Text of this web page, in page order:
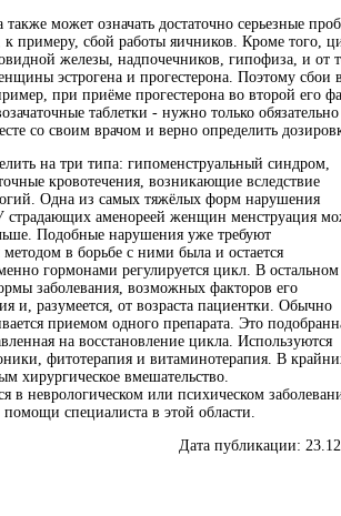
может означать достаточно серьезные
примеру, сбой работы яичников. Кроме того,
железы, надпочечников, гипофиза, и от
эстрогена и прогестерона. Поэтому сбои в
при приёме прогестерона во второй его
таблетки - нужно только обязательно
со своим врачом и верно определить
на три типа: гипоменструальный синдром,
кровотечения, возникающие вследствие
Одна из самых тяжёлых форм нарушения
страдающих аменореей женщин менструация
Подобные нарушения уже требуют
в борьбе с ними была и остается
гормонами регулируется цикл. В
заболевания, возможных факторов его
и, разумеется, от возраста пациентки. Обычно
приемом одного препарата. Это
на восстановление цикла. Используются
фитотерапия и витаминотерапия. В
хирургическое вмешательство.
в неврологическом или психическом
помощи специалиста в этой области.
Дата публикации: